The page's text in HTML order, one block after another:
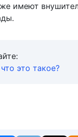
имеют
это такое?